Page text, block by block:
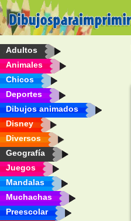
Adultos
Animales
Chicos
Deportes
Dibujos animados
Disney
Diversos
Geografía
Juegos
Mandalas
Muchachas
Preescolar